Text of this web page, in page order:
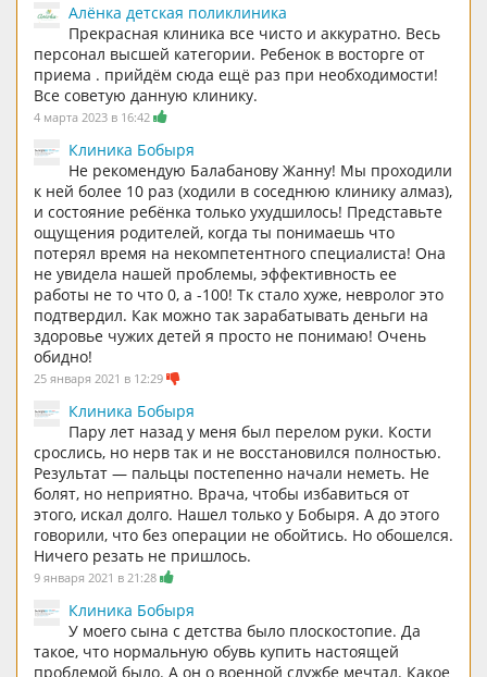
Алёнка детская поликлиника
Прекрасная клиника все чисто и аккуратно. Весь
персонал высшей категории. Ребенок в восторге от
приема . прийдём сюда ещё раз при необходимости!
Все советую данную клинику.
4 марта 2023 в 16:42
Клиника Бобыря
Не рекомендую Балабанову Жанну! Мы проходили
к ней более 10 раз (ходили в соседнюю клинику алмаз),
и состояние ребёнка только ухудшилось! Представьте
ощущения родителей, когда ты понимаешь что
потерял время на некомпетентного специалиста! Она
не увидела нашей проблемы, эффективность ее
работы не то что 0, а -100! Тк стало хуже, невролог это
подтвердил. Как можно так зарабатывать деньги на
здоровье чужих детей я просто не понимаю! Очень
обидно!
25 января 2021 в 12:29
Клиника Бобыря
Пару лет назад у меня был перелом руки. Кости
срослись, но нерв так и не восстановился полностью.
Результат — пальцы постепенно начали неметь. Не
болят, но неприятно. Врача, чтобы избавиться от
этого, искал долго. Нашел только у Бобыря. А до этого
говорили, что без операции не обойтись. Но обошелся.
Ничего резать не пришлось.
9 января 2021 в 21:28
Клиника Бобыря
У моего сына с детства было плоскостопие. Да
такое, что нормальную обувь купить настоящей
проблемой было. А он о военной службе мечтал. Какое